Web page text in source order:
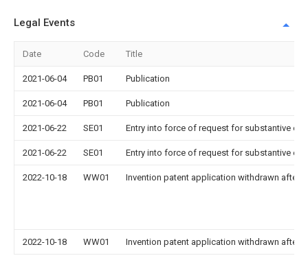
Legal Events
Date Code Title
2021-06-04 PB01 Publication
2021-06-04 PB01 Publication
2021-06-22 SE01 Entry into force of request for substantive
2021-06-22 SE01 Entry into force of request for substantive
2022-10-18 WW01 Invention patent application withdrawn after
2022-10-18 WW01 Invention patent application withdrawn after